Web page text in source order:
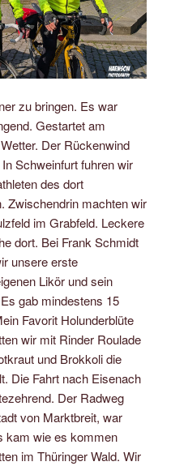
zu bringen. Es war
Gestartet am
Der Rückenwind
Schweinfurt fuhren wir
des dort
Zwischendrin machten wir
im Grabfeld. Leckere
dort. Bei Frank Schmidt
unsere erste
Likör und sein
gab mindestens 15
Favorit Holunderblüte
wir mit Rinder Roulade
und Brokkoli die
Die Fahrt nach Eisenach
Der Radweg
von Marktbreit, war
kam wie es kommen
im Thüringer Wald. Wir